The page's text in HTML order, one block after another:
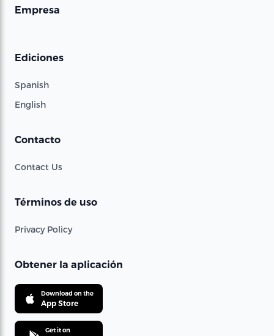
Empresa
Ediciones
Spanish
English
Contacto
Contact Us
Términos de uso
Privacy Policy
Obtener la aplicación
Download on the
App Store
Get it on